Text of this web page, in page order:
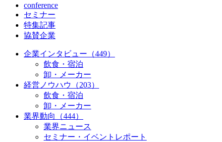
conference
セミナー
特集記事
協賛企業
企業インタビュー（449）
飲食・宿泊
卸・メーカー
経営ノウハウ（203）
飲食・宿泊
卸・メーカー
業界動向（444）
業界ニュース
セミナー・イベントレポート